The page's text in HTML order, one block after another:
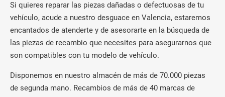
Si quieres reparar las piezas dañadas o defectuosas de tu
vehículo, acude a nuestro desguace en Valencia, estaremos
encantados de atenderte y de asesorarte en la búsqueda de
las piezas de recambio que necesites para asegurarnos que
son compatibles con tu modelo de vehículo.
Disponemos en nuestro almacén de más de 70.000 piezas
de segunda mano. Recambios de más de 40 marcas de